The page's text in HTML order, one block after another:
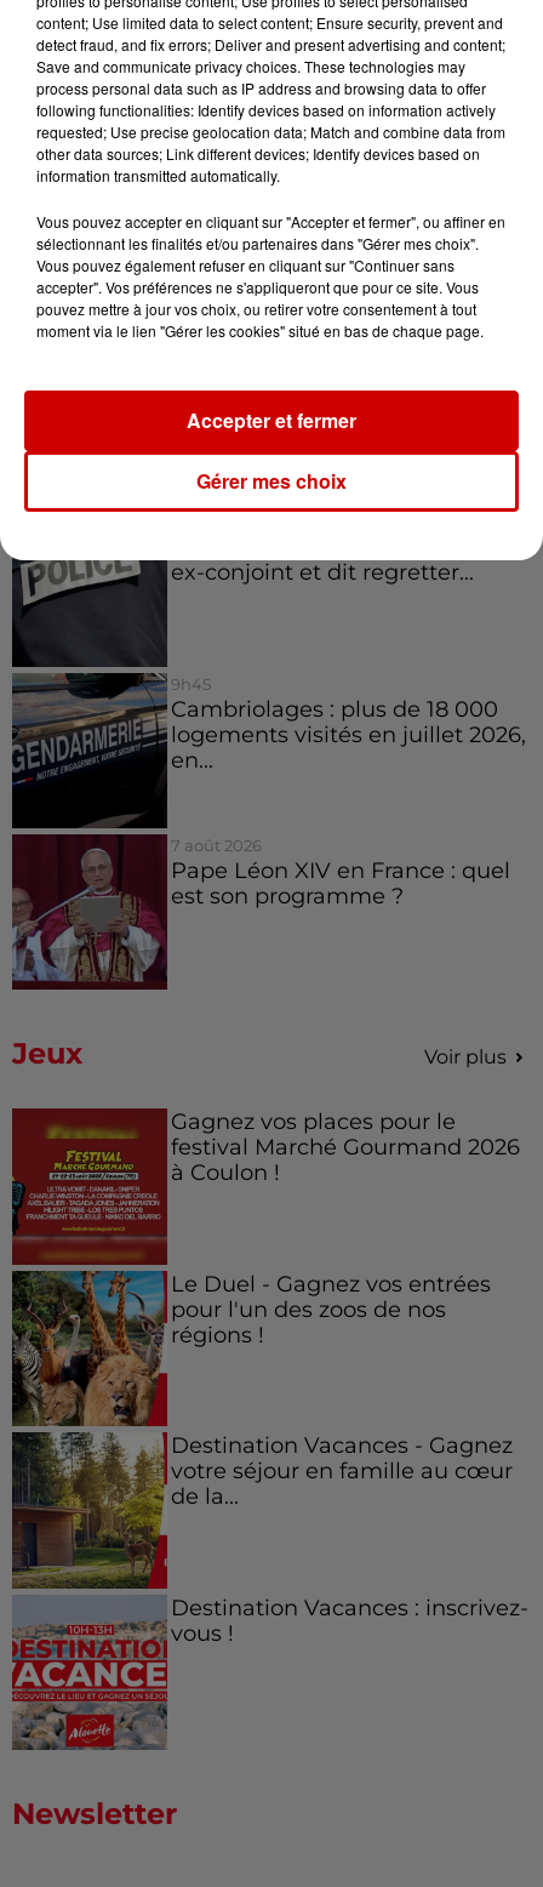
Marche nordique + Tri-athlon avec
3 activités sportives en lien avec
les thèmes : tri des déchets et
gestes écocitoyens.
Renseignements et inscriptions :
obligatoire, nombre de places
Infos
Voir plus
Aide carburant pour les "grands
rouleurs" : le délai pour la...
ex-conjoint et dit regretter...
9h45
Cambriolages : plus de 18 000
logements visités en juillet 2026,
en...
7 août 2026
Pape Léon XIV en France : quel
est son programme ?
Jeux Voir plus
Gagnez vos places pour le
festival Marché Gourmand 2026
à Coulon !
Le Duel - Gagnez vos entrées
pour l'un des zoos de nos
régions !
Destination Vacances - Gagnez
votre séjour en famille au cœur
de la...
Destination Vacances : inscrivez-
vous !
Newsletter
content; Use limited data to select content; Ensure security, prevent and
detect fraud, and fix errors; Deliver and present advertising and content;
Save and communicate privacy choices. These technologies may
process personal data such as IP address and browsing data to offer
following functionalities: Identify devices based on information actively
requested; Use precise geolocation data; Match and combine data from
other data sources; Link different devices; Identify devices based on
information transmitted automatically.
Vous pouvez accepter en cliquant sur "Accepter et fermer", ou affiner en
sélectionnant les finalités et/ou partenaires dans "Gérer mes choix".
Vous pouvez également refuser en cliquant sur "Continuer sans
accepter". Vos préférences ne s'appliqueront que pour ce site. Vous
pouvez mettre à jour vos choix, ou retirer votre consentement à tout
moment via le lien "Gérer les cookies" situé en bas de chaque page.
Gérer mes choix
Accepter et fermer